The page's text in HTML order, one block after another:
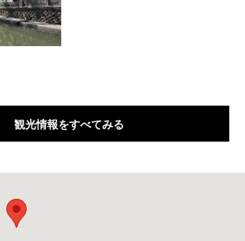
観光情報をすべてみる